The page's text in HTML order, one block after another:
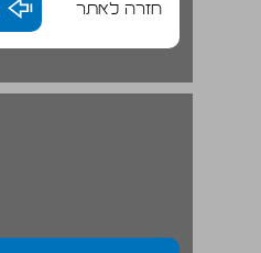
חזרה לאתר